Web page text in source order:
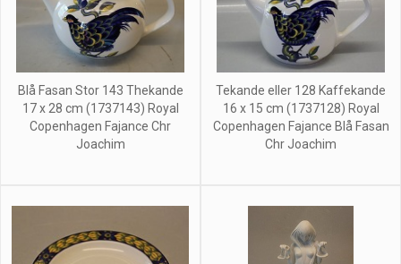
Blå Fasan Stor 143 Thekande
17 x 28 cm (1737143) Royal
Copenhagen Fajance Chr
Joachim
Tekande eller 128 Kaffekande
16 x 15 cm (1737128) Royal
Copenhagen Fajance Blå Fasan
Chr Joachim